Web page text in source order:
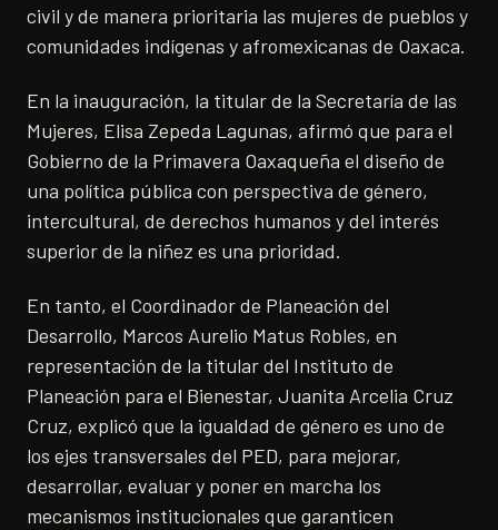
civil y de manera prioritaria las mujeres de pueblos y
comunidades indígenas y afromexicanas de Oaxaca.
En la inauguración, la titular de la Secretaría de las
Mujeres, Elisa Zepeda Lagunas, afirmó que para el
Gobierno de la Primavera Oaxaqueña el diseño de
una política pública con perspectiva de género‚
intercultural, de derechos humanos y del interés
superior de la niñez es una prioridad.
En tanto, el Coordinador de Planeación del
Desarrollo, Marcos Aurelio Matus Robles, en
representación de la titular del Instituto de
Planeación para el Bienestar, Juanita Arcelia Cruz
Cruz, explicó que la igualdad de género es uno de
los ejes transversales del PED, para mejorar,
desarrollar, evaluar y poner en marcha los
mecanismos institucionales que garanticen